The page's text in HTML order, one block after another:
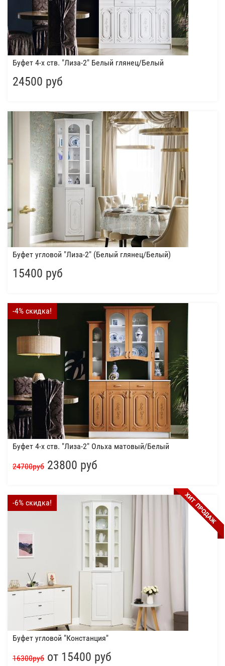
Буфет 4-х ств. "Лиза-2" Белый глянец/Белый
24500 руб
Буфет угловой "Лиза-2" (Белый глянец/Белый)
15400 руб
-4% скидка!
Буфет 4-х ств. "Лиза-2" Ольха матовый/Белый
24700руб 23800 руб
-6% скидка!
Буфет угловой "Констанция"
16300руб от 15400 руб